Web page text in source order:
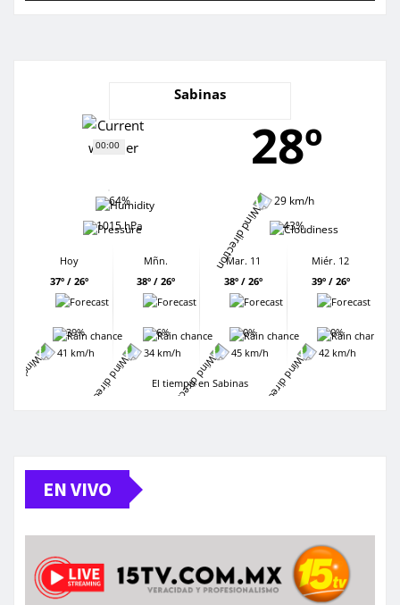
00:00
Sabinas
28º
64%
29 km/h
1015 hPa
43%
Hoy
37º / 26º
39%
41 km/h
Mñn.
38º / 26º
6%
34 km/h
Mar. 11
38º / 26º
0%
45 km/h
Miér. 12
39º / 26º
0%
42 km/h
El tiempo en Sabinas
EN VIVO